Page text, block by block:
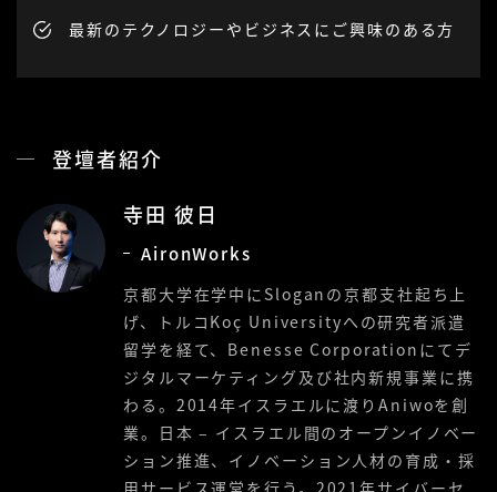
最新のテクノロジーやビジネスにご興味のある方
登壇者紹介
寺田 彼日
AironWorks
京都大学在学中にSloganの京都支社起ち上
げ、トルコKoç Universityへの研究者派遣
留学を経て、Benesse Corporationにてデ
ジタルマーケティング及び社内新規事業に携
わる。2014年イスラエルに渡りAniwoを創
業。日本 – イスラエル間のオープンイノベー
ション推進、イノベーション人材の育成・採